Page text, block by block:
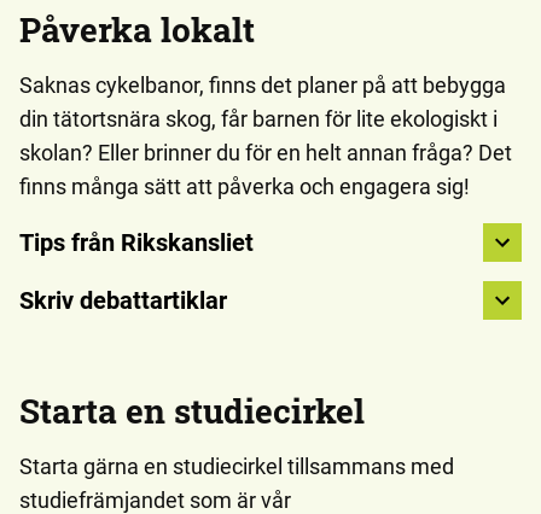
Påverka lokalt
Saknas cykelbanor, finns det planer på att bebygga
din tätortsnära skog, får barnen för lite ekologiskt i
skolan? Eller brinner du för en helt annan fråga? Det
finns många sätt att påverka och engagera sig!
Tips från Rikskansliet
Skriv debattartiklar
Starta en studiecirkel
Starta gärna en studiecirkel tillsammans med
studiefrämjandet som är vår